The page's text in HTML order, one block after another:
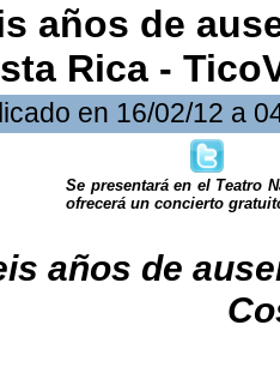
años de
Rica -
en 16/02/12 a
Se presentará en el Teatro
ofrecerá un concierto
años de